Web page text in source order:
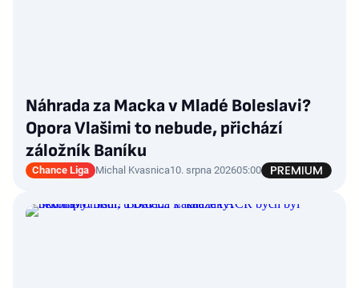
Náhrada za Macka v Mladé Boleslavi?
Opora Vlašimi to nebude, přichází
záložník Baníku
Chance Liga Michal Kvasnica10. srpna 202605:00